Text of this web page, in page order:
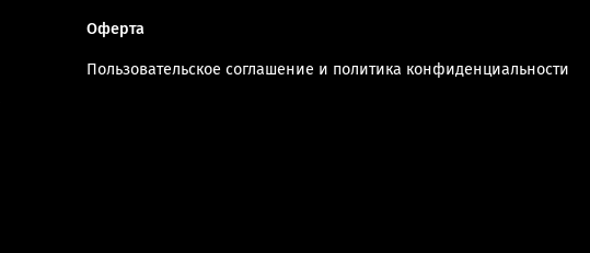
Оферта
Пользовательское соглашение и политика конфиденциальности